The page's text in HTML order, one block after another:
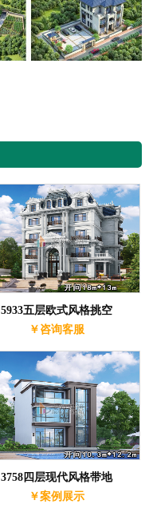
5933五层欧式风格挑空
￥咨询客服
3758四层现代风格带地
￥案例展示